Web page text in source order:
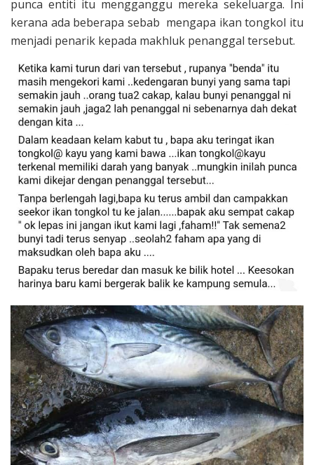
punca entiti itu mengganggu mereka sekeluarga. Ini
kerana ada beberapa sebab mengapa ikan tongkol itu
menjadi penarik kepada makhluk penanggal tersebut.